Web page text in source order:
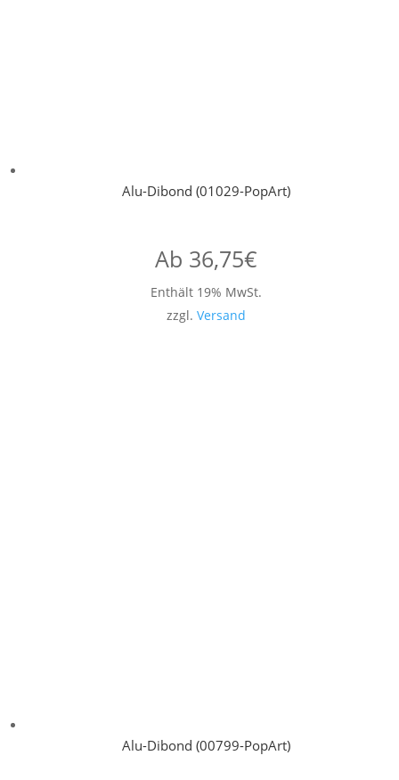
Alu-Dibond (01029-PopArt)
Ab 36,75€
Enthält 19% MwSt.
zzgl. Versand
Alu-Dibond (00799-PopArt)